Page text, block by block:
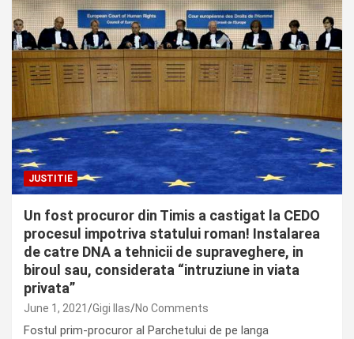
JUSTITIE
Un fost procuror din Timis a castigat la CEDO
procesul impotriva statului roman! Instalarea
de catre DNA a tehnicii de supraveghere, in
biroul sau, considerata “intruziune in viata
privata”
June 1, 2021 Gigi Ilas No Comments
Fostul prim-procuror al Parchetului de pe langa